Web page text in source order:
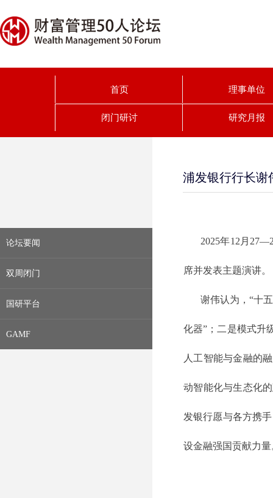
首页 理事单位
闭门研讨 研究月报
浦发银行行长谢
2025年12月
席并发表主题演讲。
谢伟认为，“十
化器”；二是模式升
人工智能与金融的
动智能化与生态化
发银行愿与各方携
设金融强国贡献力量
论坛要闻
双周闭门
国研平台
GAMF